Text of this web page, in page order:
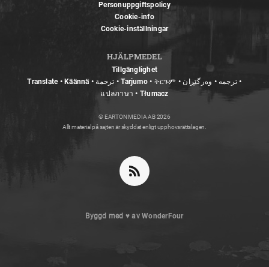
Personuppgiftspolicy
Cookie-info
Cookie-inställningar
HJÄLPMEDEL
Tillgänglighet
Translate • Käännä • ترجمة • Tarjumo • ትርጉም • ترجمه • وەرگێڕان •
แปลภาษา • Tłumacz
© EARTON MEDIA AB 2026
Allt material på sajten är skyddat enligt upphovsrättslagen.
Byggd med ♥ avWonderFour